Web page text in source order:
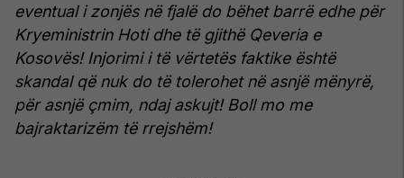
eventual i zonjës në fjalë do bëhet barrë edhe për
Kryeministrin Hoti dhe të gjithë Qeveria e
Kosovës! Injorimi i të vërtetës faktike është
skandal që nuk do të tolerohet në asnjë mënyrë,
për asnjë çmim, ndaj askujt! Boll mo me
bajraktarizëm të rrejshëm!